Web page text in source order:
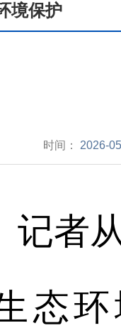
境保护
时间： 2026-
记者
态